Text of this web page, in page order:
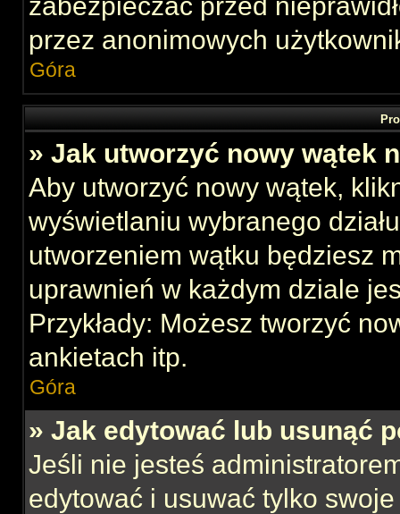
przez anonimowych
Góra
» Jak utworzyć nowy wątek
Aby utworzyć nowy wątek,
wyświetlaniu wybranego
utworzeniem wątku będziesz
uprawnień w każdym dziale
Przykłady: Możesz tworzyć
ankietach itp.
Góra
» Jak edytować lub usunąć
Jeśli nie jesteś
edytować i usuwać tylko